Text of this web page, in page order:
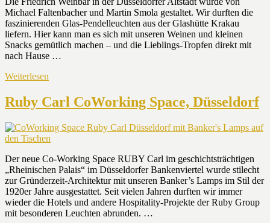
Michael Faltenbacher und Martin Smola gestaltet. Wir durften die
faszinierenden Glas-Pendelleuchten aus der Glashütte Krakau
liefern. Hier kann man es sich mit unseren Weinen und kleinen
Snacks gemütlich machen – und die Lieblings-Tropfen direkt mit
nach Hause …
Weiterlesen
Ruby Carl CoWorking Space, Düsseldorf
Der neue Co-Working Space RUBY Carl im geschichtsträchtigen
„Rheinischen Palais“ im Düsseldorfer Bankenviertel wurde stilecht
zur Gründerzeit-Architektur mit unseren Banker’s Lamps im Stil der
1920er Jahre ausgestattet. Seit vielen Jahren durften wir immer
wieder die Hotels und andere Hospitality-Projekte der Ruby Group
mit besonderen Leuchten abrunden. …